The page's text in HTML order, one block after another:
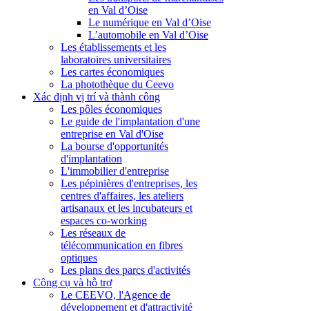
en Val d’Oise
Le numérique en Val d’Oise
L’automobile en Val d’Oise
Les établissements et les
laboratoires universitaires
Les cartes économiques
La photothèque du Ceevo
Xác định vị trí và thành công
Les pôles économiques
Le guide de l'implantation d'une
entreprise en Val d'Oise
La bourse d'opportunités
d'implantation
L'immobilier d'entreprise
Les pépinières d'entreprises, les
centres d'affaires, les ateliers
artisanaux et les incubateurs et
espaces co-working
Les réseaux de
télécommunication en fibres
optiques
Les plans des parcs d'activités
Công cụ và hỗ trợ
Le CEEVO, l'Agence de
développement et d'attractivité